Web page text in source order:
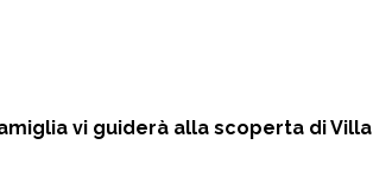
vi guiderà alla scoperta di Villa